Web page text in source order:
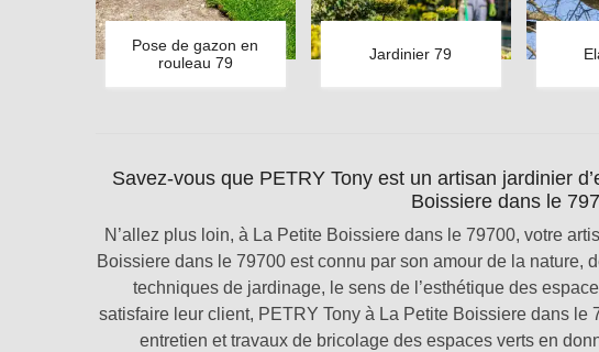
Pose de gazon en
rouleau 79
Jardinier 79
Savez-vous que PETRY Tony est un artisan jardinier
Boissiere dans le
N’allez plus loin, à La Petite Boissiere dans le 79700, votre
Boissiere dans le 79700 est connu par son amour de la nature,
techniques de jardinage, le sens de l’esthétique des
satisfaire leur client, PETRY Tony à La Petite Boissiere dans le
entretien et travaux de bricolage des espaces verts en